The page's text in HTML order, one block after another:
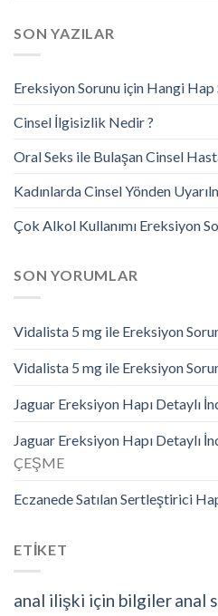
SON YAZILAR
Ereksiyon Sorunu için Hangi Hap
Cinsel İlgisizlik Nedir ?
Oral Seks ile Bulaşan Cinsel
Kadınlarda Cinsel Yönden
Çok Alkol Kullanımı Ereksiyon
SON YORUMLAR
Vidalista 5 mg ile Ereksiyon
Vidalista 5 mg ile Ereksiyon
Jaguar Ereksiyon Hapı Detaylı
Jaguar Ereksiyon Hapı Detaylı
ÇEŞME
Eczanede Satılan Sertleştirici
ETİKET
anal ilişki için bilgileranal